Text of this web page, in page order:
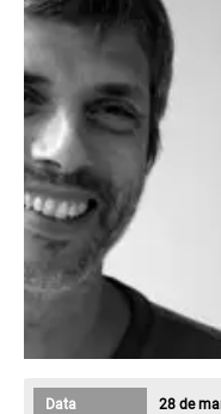
Data 28 de